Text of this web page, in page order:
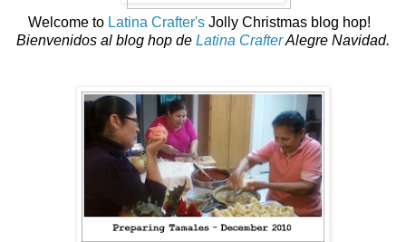
Welcome to Latina Crafter's Jolly Christmas blog hop!
Bienvenidos al blog hop de Latina CrafterAlegre Navidad.